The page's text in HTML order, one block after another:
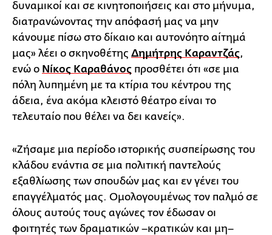
δυναμικοί και σε κινητοποιήσεις και στο μήνυμα,
διατρανώνοντας την απόφασή μας να μην
κάνουμε πίσω στο δίκαιο και αυτονόητο αίτημά
μας» λέει ο σκηνοθέτης Δημήτρης Καραντζάς,
ενώ ο Νίκος Καραθάνος προσθέτει ότι «σε μια
πόλη λυπημένη με τα κτίρια του κέντρου της
άδεια, ένα ακόμα κλειστό θέατρο είναι το
τελευταίο που θέλει να δει κανείς».
«Ζήσαμε μια περίοδο ιστορικής συσπείρωσης του
κλάδου ενάντια σε μια πολιτική παντελούς
εξαθλίωσης των σπουδών μας και εν γένει του
επαγγέλματός μας. Ομολογουμένως τον παλμό σε
όλους αυτούς τους αγώνες τον έδωσαν οι
φοιτητές των δραματικών –κρατικών και μη–